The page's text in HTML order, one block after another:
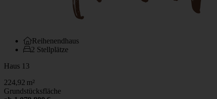
Reihenendhaus
2 Stellplätze
Haus 13
224,92 m²
Grundstücksfläche